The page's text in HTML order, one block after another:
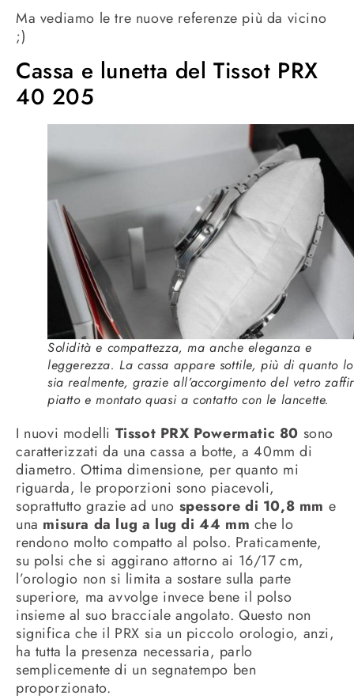
Ma vediamo le tre nuove referenze più da vicino
;)
Cassa e lunetta del Tissot PRX
40 205
Solidità e compattezza, ma anche eleganza e
leggerezza. La cassa appare sottile, più di quanto lo
sia realmente, grazie all’accorgimento del vetro
piatto e montato quasi a contatto con le lancette.
I nuovi modelli Tissot PRX Powermatic 80 sono
caratterizzati da una cassa a botte, a 40mm di
diametro. Ottima dimensione, per quanto mi
riguarda, le proporzioni sono piacevoli,
soprattutto grazie ad uno spessore di 10,8 mm e
una misura da lug a lug di 44 mm che lo
rendono molto compatto al polso. Praticamente,
su polsi che si aggirano attorno ai 16/17 cm,
l’orologio non si limita a sostare sulla parte
superiore, ma avvolge invece bene il polso
insieme al suo bracciale angolato. Questo non
significa che il PRX sia un piccolo orologio, anzi,
ha tutta la presenza necessaria, parlo
semplicemente di un segnatempo ben
proporzionato.